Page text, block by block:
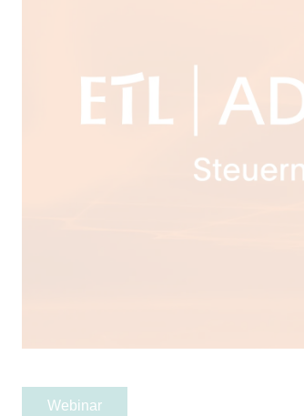
Webinar